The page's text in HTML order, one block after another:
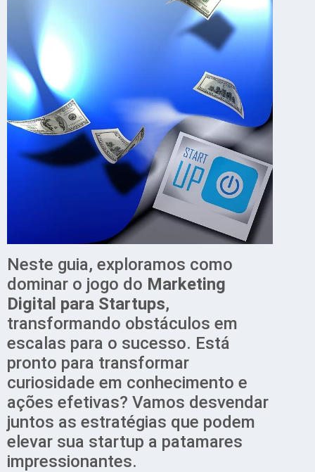
Neste guia, exploramos como
dominar o jogo do Marketing
Digital para Startups,
transformando obstáculos em
escalas para o sucesso. Está
pronto para transformar
curiosidade em conhecimento e
ações efetivas? Vamos desvendar
juntos as estratégias que podem
elevar sua startup a patamares
impressionantes.